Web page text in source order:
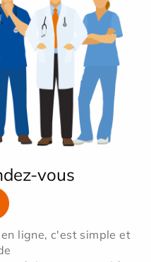
vous
ligne, c'est simple et